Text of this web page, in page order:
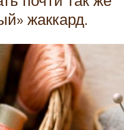
жаккард.